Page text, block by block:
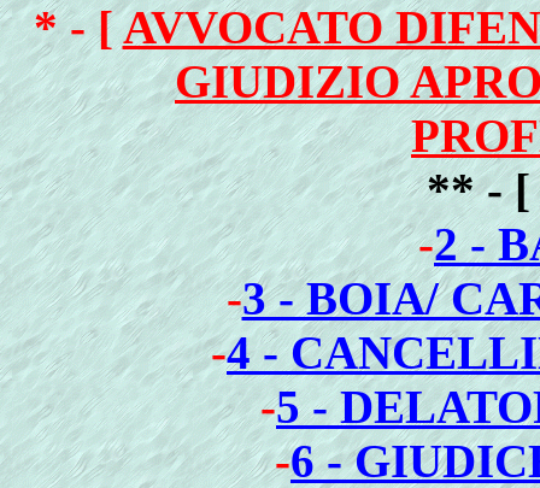
* - [AVVOCATO
GIUDIZIO
** -
-2 -
-3 - BOIA/
-4 -
-5 -
-6 -